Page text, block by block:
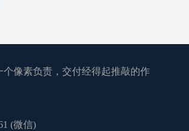
个像素负责，交付经得起推敲的作
(微信)